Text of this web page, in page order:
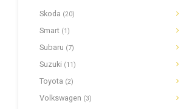
Skoda (20)
Smart (1)
Subaru (7)
Suzuki (11)
Toyota (2)
Volkswagen (3)